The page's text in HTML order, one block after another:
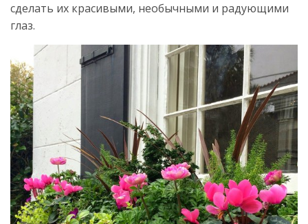
сделать их красивыми, необычными и радующими
глаз.